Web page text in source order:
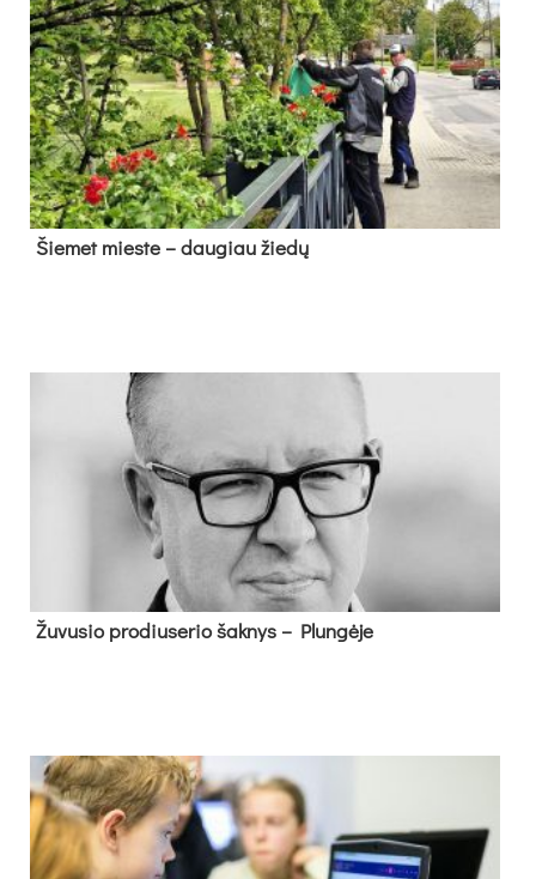
Šie­met mies­te – dau­giau žie­dų
Žu­vu­sio pro­diu­se­rio šak­nys – Plun­gė­je